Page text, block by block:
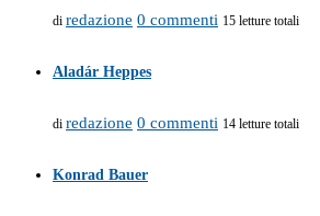
di redazione 0 commenti 15 letture totali
Aladár Heppes
di redazione 0 commenti 14 letture totali
Konrad Bauer